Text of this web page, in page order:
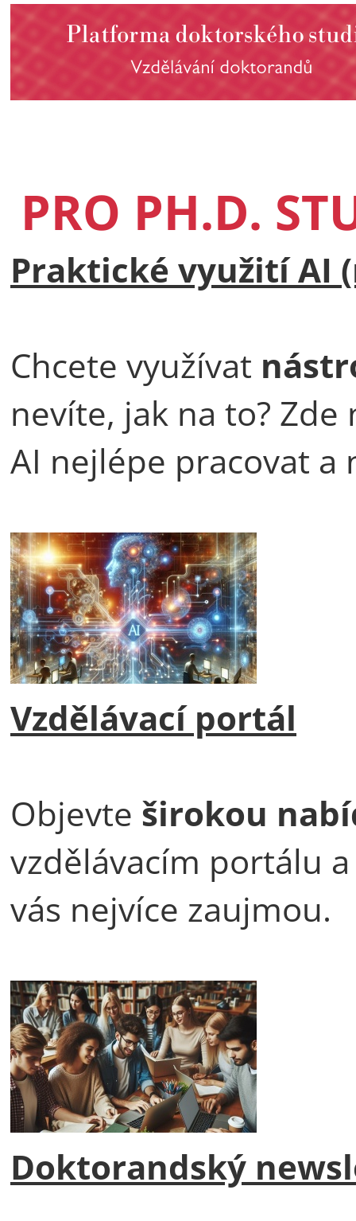
PRO PH.D.
Praktické využití AI
Chcete využívat
nevíte, jak na to?
AI nejlépe pracovat a
Vzdělávací portál
Objevte širokou
vzdělávacím portálu
vás nejvíce zaujmou.
Doktorandský